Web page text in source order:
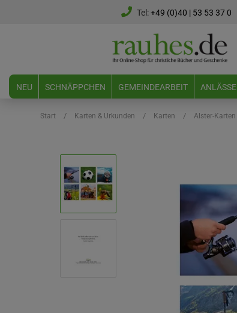
Tel:+49 (0)40 | 53 53 37 0
NEU SCHNÄPPCHEN GEMEINDEARBEIT ANLÄSSE
Start / Karten & Urkunden / Karten / Alster-Karten